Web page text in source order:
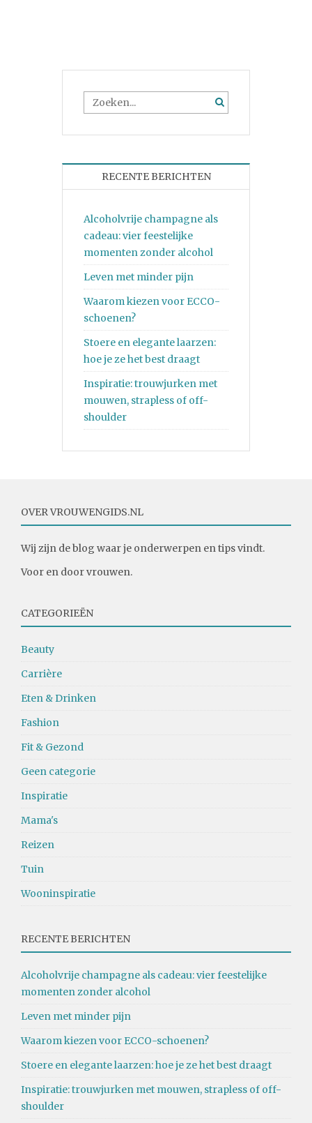
RECENTE BERICHTEN
Alcoholvrije champagne als
cadeau: vier feestelijke
momenten zonder alcohol
Leven met minder pijn
Waarom kiezen voor ECCO-
schoenen?
Stoere en elegante laarzen:
hoe je ze het best draagt
Inspiratie: trouwjurken met
mouwen, strapless of off-
shoulder
OVER VROUWENGIDS.NL
Wij zijn de blog waar je onderwerpen en tips vindt.
Voor en door vrouwen.
CATEGORIEËN
Beauty
Carrière
Eten & Drinken
Fashion
Fit & Gezond
Geen categorie
Inspiratie
Mama's
Reizen
Tuin
Wooninspiratie
RECENTE BERICHTEN
Alcoholvrije champagne als cadeau: vier feestelijke
momenten zonder alcohol
Leven met minder pijn
Waarom kiezen voor ECCO-schoenen?
Stoere en elegante laarzen: hoe je ze het best draagt
Inspiratie: trouwjurken met mouwen, strapless of off-
shoulder